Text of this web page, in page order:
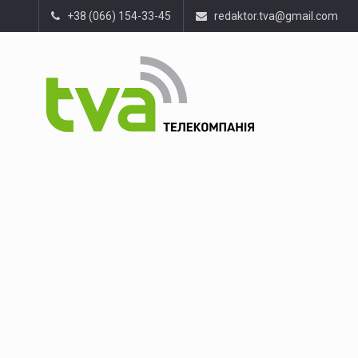
+38 (066) 154-33-45 redaktor.tva@gmail.com